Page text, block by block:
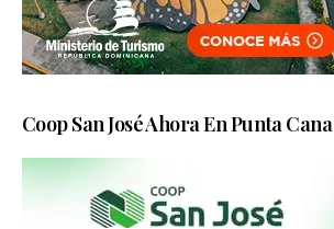
Coop San José Ahora En Punta Cana